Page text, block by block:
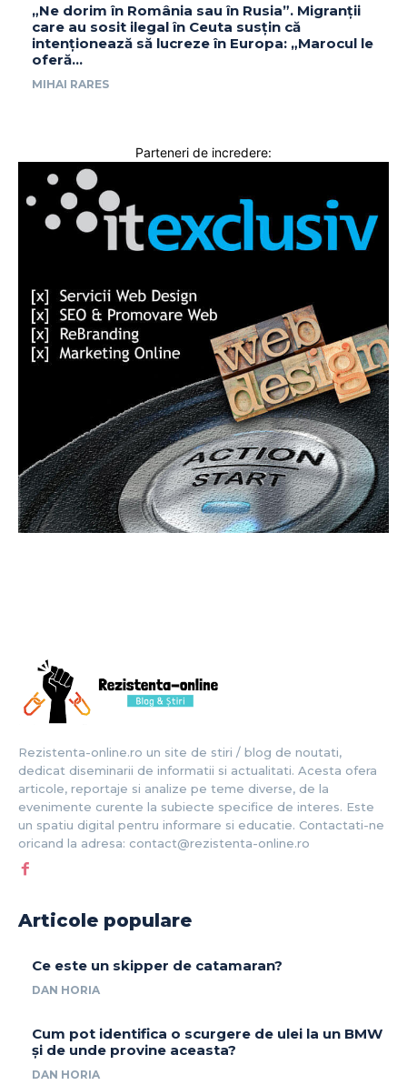
„Ne dorim în România sau în Rusia”. Migranții
care au sosit ilegal în Ceuta susțin că
intenționează să lucreze în Europa: „Marocul le
oferă...
MIHAI RARES
Parteneri de incredere:
Rezistenta-online.ro un site de stiri / blog de noutati,
dedicat diseminarii de informatii si actualitati. Acesta ofera
articole, reportaje si analize pe teme diverse, de la
evenimente curente la subiecte specifice de interes. Este
un spatiu digital pentru informare si educatie. Contactati-ne
oricand la adresa: contact@rezistenta-online.ro
Articole populare
Ce este un skipper de catamaran?
DAN HORIA
Cum pot identifica o scurgere de ulei la un BMW
și de unde provine aceasta?
DAN HORIA